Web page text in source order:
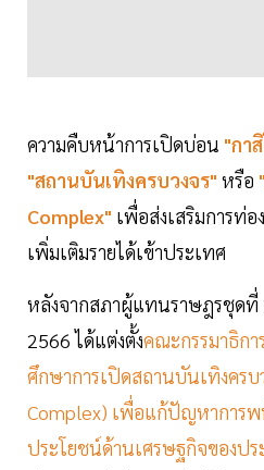
ความคืบหน้าการเปิดบ่อน "กา
"สถานบันเทิงครบวงจร" หรือ
Complex" เพื่อส่งเสริมการท่
เพิ่มเติมรายได้เข้าประเทศ
หลังจากสภาผู้แทนราษฎรชุดที่
2566 ได้แต่งตั้งคณะกรรมาธิก
ศึกษาการเปิดสถานบันเทิงคร
Complex) เพื่อแก้ปัญหาการ
ประโยชน์ด้านเศรษฐกิจของปร